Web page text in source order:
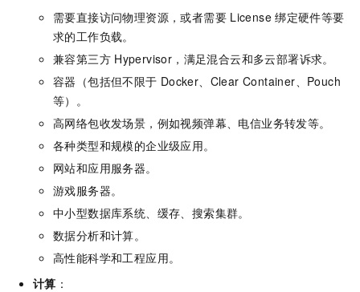
需要直接访问物理资源，或者需要 License 绑定硬件等要
求的工作负载。
兼容第三方 Hypervisor，满足混合云和多云部署诉求。
容器（包括但不限于 Docker、Clear Container、Pouch
等）。
高网络包收发场景，例如视频弹幕、电信业务转发等。
各种类型和规模的企业级应用。
网站和应用服务器。
游戏服务器。
中小型数据库系统、缓存、搜索集群。
数据分析和计算。
高性能科学和工程应用。
计算 ：